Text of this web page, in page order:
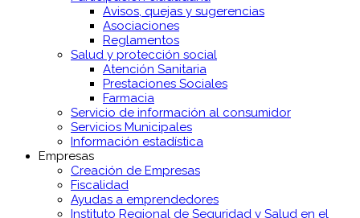
Avisos, quejas y sugerencias
Asociaciones
Reglamentos
Salud y protección social
Atención Sanitaria
Prestaciones Sociales
Farmacia
Servicio de información al consumidor
Servicios Municipales
Información estadística
Empresas
Creación de Empresas
Fiscalidad
Ayudas a emprendedores
Instituto Regional de Seguridad y Salud en el